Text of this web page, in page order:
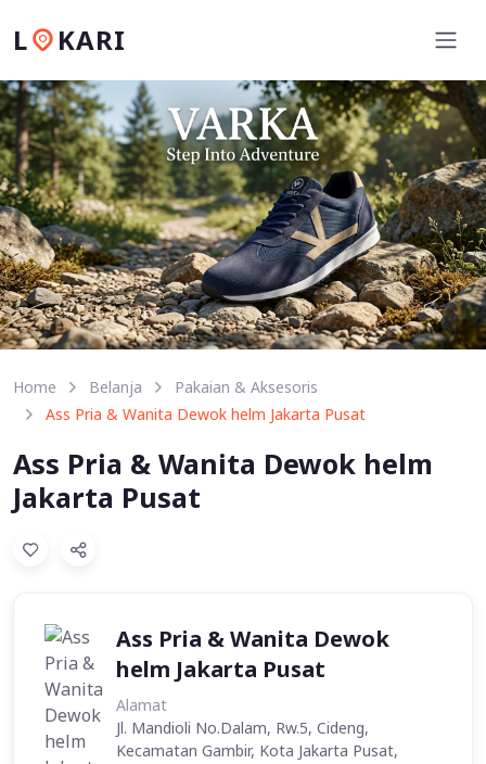
L KARI
Home Belanja
Pakaian & Aksesoris
Ass Pria & Wanita Dewok helm Jakarta Pusat
Ass Pria & Wanita Dewok helm
Jakarta Pusat
Ass Pria & Wanita Dewok
helm Jakarta Pusat
Alamat
Jl. Mandioli No.Dalam, Rw.5, Cideng,
Kecamatan Gambir, Kota Jakarta Pusat,